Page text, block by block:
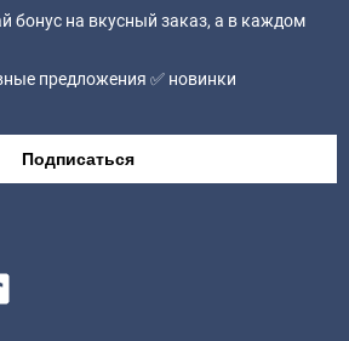
бонус на вкусный заказ, а в каждом
предложения ✅ новинки
Подписаться